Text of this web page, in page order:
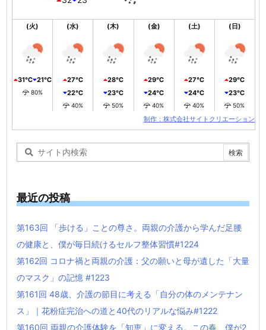
(火)
31℃ 21℃
80%
(水)
27℃
22℃
40%
(木)
28℃
23℃
50%
(金)
29℃
24℃
40%
(土)
27℃
24℃
40%
(日)
29℃
23℃
50%
制作：株式会社サイトクリエーション
最近の投稿
第163回 「歩ける」ことの尊さ。両親の介護から学んだ足腰
の健康と、僕が毎日続けるセルフ整体習慣#1224
第162回 コロナ禍と両親の介護：父の願いと母が遺した「大量
のマスク」の記憶 #1223
第161回 48歳、介護の節目に考える「自分の体のメンテナン
ス」｜花粉症完治への道と40代のリアルな悩み#1222
第160回 両親の介護体験を「知恵」に変える。この春、僕が2